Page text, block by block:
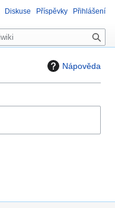
Nápověda
Diskuse Příspěvky Přihlášení